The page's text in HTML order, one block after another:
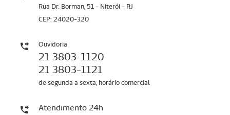
Rua Dr. Borman, 51 - Niterói - RJ
CEP: 24020-320
Ouvidoria
21 3803-1120
21 3803-1121
de segunda a sexta, horário comercial
Atendimento 24h